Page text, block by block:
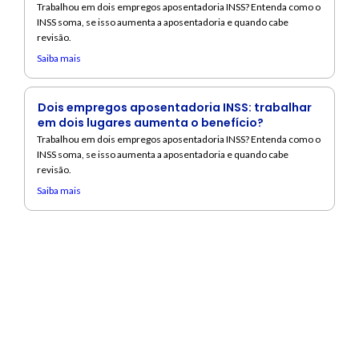
Trabalhou em dois empregos aposentadoria INSS? Entenda como o
INSS soma, se isso aumenta a aposentadoria e quando cabe
revisão.
Saiba mais
Dois empregos aposentadoria INSS: trabalhar
em dois lugares aumenta o benefício?
Trabalhou em dois empregos aposentadoria INSS? Entenda como o
INSS soma, se isso aumenta a aposentadoria e quando cabe
revisão.
Saiba mais